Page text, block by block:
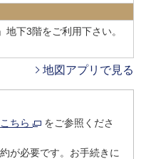
下3階をご利用下さい。
地図アプリで見る
こちら
をご参照くださ
が必要です。お手続きに